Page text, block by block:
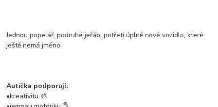
Jednou popelář, podruhé jeřáb, potřetí úplně nové vozidlo, které
ještě nemá jméno.
Autíčka podporují:
•kreativitu 🎨